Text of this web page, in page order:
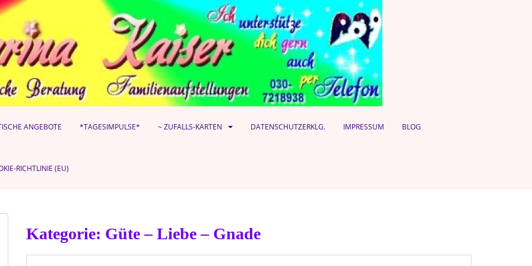
ANGEBOTE *TAGESIMPULSE* ~ ZUFALLS-KARTEN DATENSCHUTZERKLG. IMPRESSUM BLOG
RICHTLINIE (EU)
Kategorie: Güte – Liebe – Gnade